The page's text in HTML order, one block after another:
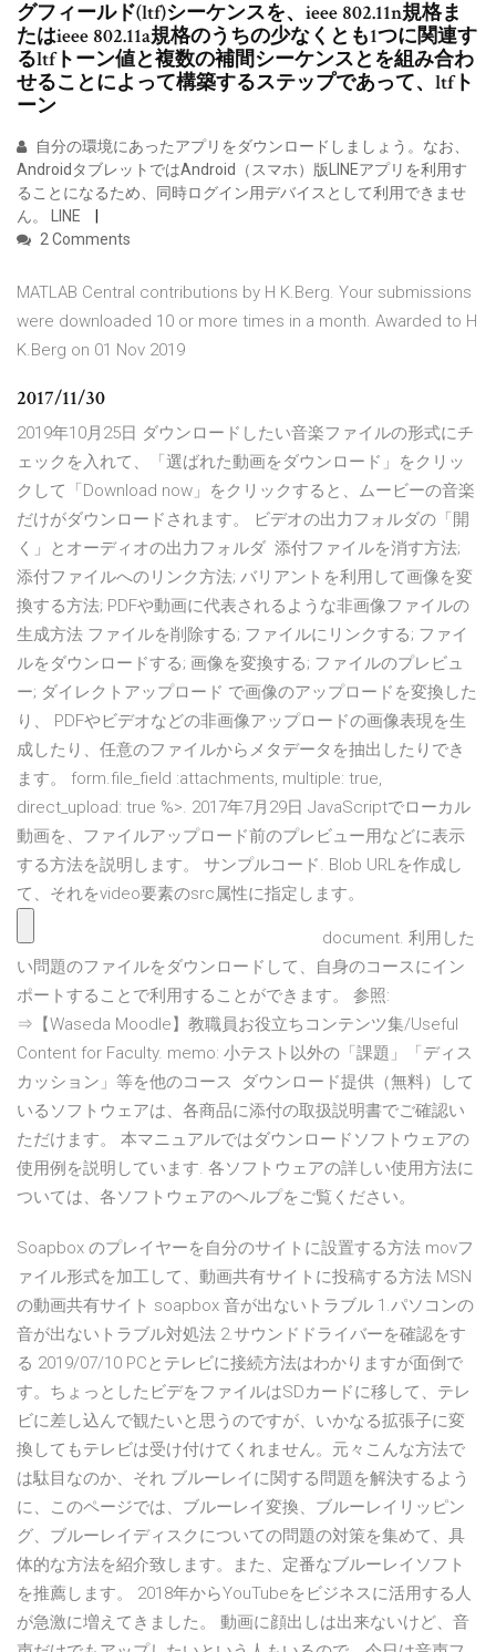
グフィールド(ltf)シーケンスを、ieee 802.11n規格ま
たはieee 802.11a規格のうちの少なくとも1つに関連す
るltfトーン値と複数の補間シーケンスとを組み合わ
せることによって構築するステップであって、ltfト
ーン
自分の環境にあったアプリをダウンロードしましょう。なお、
AndroidタブレットではAndroid（スマホ）版LINEアプリを利用す
ることになるため、同時ログイン用デバイスとして利用できませ
ん。 LINE
2 Comments
MATLAB Central contributions by H K.Berg. Your submissions
were downloaded 10 or more times in a month. Awarded to H
K.Berg on 01 Nov 2019
2017/11/30
2019年10月25日 ダウンロードしたい音楽ファイルの形式にチ
ェックを入れて、「選ばれた動画をダウンロード」をクリッ
クして「Download now」をクリックすると、ムービーの音楽
だけがダウンロードされます。 ビデオの出力フォルダの「開
く」とオーディオの出力フォルダ 添付ファイルを消す方法;
添付ファイルへのリンク方法; バリアントを利用して画像を変
換する方法; PDFや動画に代表されるような非画像ファイルの
生成方法 ファイルを削除する; ファイルにリンクする; ファイ
ルをダウンロードする; 画像を変換する; ファイルのプレビュ
ー; ダイレクトアップロード で画像のアップロードを変換した
り、 PDFやビデオなどの非画像アップロードの画像表現を生
成したり、任意のファイルからメタデータを抽出したりでき
ます。 form.file_field :attachments, multiple: true,
direct_upload: true %>. 2017年7月29日 JavaScriptでローカル
動画を、ファイルアップロード前のプレビュー用などに表示
する方法を説明します。 サンプルコード. Blob URLを作成し
て、それをvideo要素のsrc属性に指定します。
document. 利用した
い問題のファイルをダウンロードして、自身のコースにイン
ポートすることで利用することができます。 参照:
⇒【Waseda Moodle】教職員お役立ちコンテンツ集/Useful
Content for Faculty. memo: 小テスト以外の「課題」「ディス
カッション」等を他のコース ダウンロード提供（無料）して
いるソフトウェアは、各商品に添付の取扱説明書でご確認い
ただけます。 本マニュアルではダウンロードソフトウェアの
使用例を説明しています. 各ソフトウェアの詳しい使用方法に
ついては、各ソフトウェアのヘルプをご覧ください。
Soapbox のプレイヤーを自分のサイトに設置する方法 movフ
ァイル形式を加工して、動画共有サイトに投稿する方法 MSN
の動画共有サイト soapbox 音が出ないトラブル 1.パソコンの
音が出ないトラブル対処法 2.サウンドドライバーを確認をす
る 2019/07/10 PCとテレビに接続方法はわかりますが面倒で
す。ちょっとしたビデをファイルはSDカードに移して、テレ
ビに差し込んで観たいと思うのですが、いかなる拡張子に変
換してもテレビは受け付けてくれません。元々こんな方法で
は駄目なのか、それ ブルーレイに関する問題を解決するよう
に、このページでは、ブルーレイ変換、ブルーレイリッピン
グ、ブルーレイディスクについての問題の対策を集めて、具
体的な方法を紹介致します。また、定番なブルーレイソフト
を推薦します。 2018年からYouTubeをビジネスに活用する人
が急激に増えてきました。 動画に顔出しは出来ないけど、音